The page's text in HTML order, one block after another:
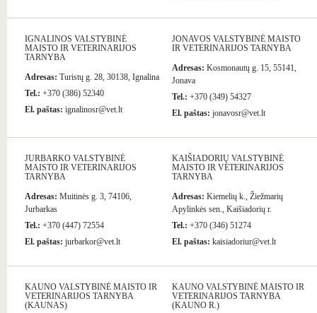
IGNALINOS VALSTYBINĖ
MAISTO IR VETERINARIJOS
TARNYBA
Adresas: Turistų g. 28, 30138, Ignalina
Tel.: +370 (386) 52340
El. paštas: ignalinosr@vet.lt
JONAVOS VALSTYBINĖ MAISTO
IR VETERINARIJOS TARNYBA
Adresas: Kosmonautų g. 15, 55141,
Jonava
Tel.: +370 (349) 54327
El. paštas: jonavosr@vet.lt
JURBARKO VALSTYBINĖ
MAISTO IR VETERINARIJOS
TARNYBA
Adresas: Muitinės g. 3, 74106,
Jurbarkas
Tel.: +370 (447) 72554
El. paštas: jurbarkor@vet.lt
KAIŠIADORIŲ VALSTYBINĖ
MAISTO IR VETERINARIJOS
TARNYBA
Adresas: Kiemelių k., Žiežmarių
Apylinkės sen., Kaišiadorių r.
Tel.: +370 (346) 51274
El. paštas: kaisiadoriur@vet.lt
KAUNO VALSTYBINĖ MAISTO IR
VETERINARIJOS TARNYBA
(KAUNAS)
KAUNO VALSTYBINĖ MAISTO IR
VETERINARIJOS TARNYBA
(KAUNO R.)